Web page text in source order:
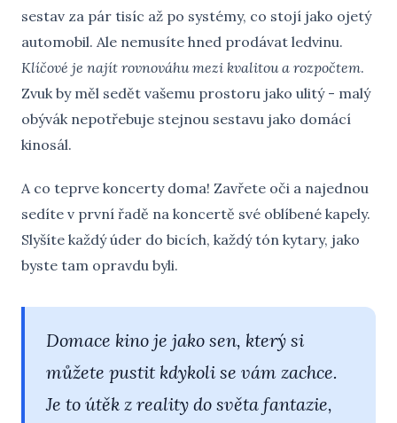
sestav za pár tisíc až po systémy, co stojí jako ojetý
automobil. Ale nemusíte hned prodávat ledvinu.
Klíčové je najít rovnováhu mezi kvalitou a rozpočtem.
Zvuk by měl sedět vašemu prostoru jako ulitý - malý
obývák nepotřebuje stejnou sestavu jako domácí
kinosál.
A co teprve koncerty doma! Zavřete oči a najednou
sedíte v první řadě na koncertě své oblíbené kapely.
Slyšíte každý úder do bicích, každý tón kytary, jako
byste tam opravdu byli.
Domace kino je jako sen, který si
můžete pustit kdykoli se vám zachce.
Je to útěk z reality do světa fantazie,